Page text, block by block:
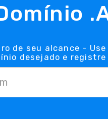
de seu alcance -
desejado e registre